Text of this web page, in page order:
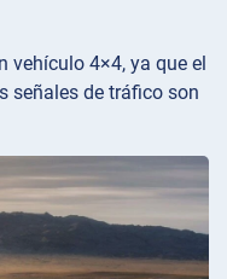
vehículo 4×4, ya que el
señales de tráfico son